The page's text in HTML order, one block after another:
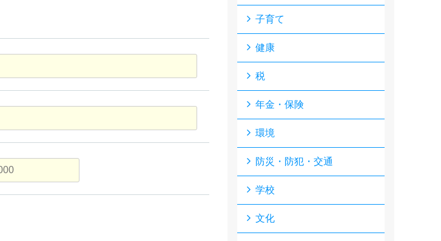
子育て
健康
税
年金・保険
環境
防災・防犯・交通
学校
文化